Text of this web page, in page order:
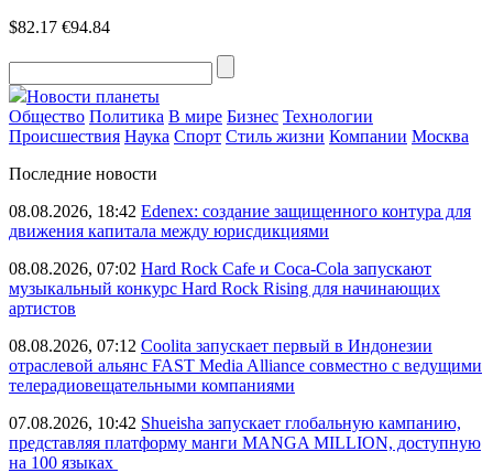
$82.17 €94.84
Новости планеты
Общество Политика В мире Бизнес Технологии
Происшествия Наука Спорт Стиль жизни Компании Москва
Последние новости
08.08.2026, 18:42 Edenex: создание защищенного контура для
движения капитала между юрисдикциями
08.08.2026, 07:02 Hard Rock Cafe и Coca-Cola запускают
музыкальный конкурс Hard Rock Rising для начинающих
артистов
08.08.2026, 07:12 Coolita запускает первый в Индонезии
отраслевой альянс FAST Media Alliance совместно с ведущими
телерадиовещательными компаниями
07.08.2026, 10:42 Shueisha запускает глобальную кампанию,
представляя платформу манги MANGA MILLION, доступную
на 100 языках